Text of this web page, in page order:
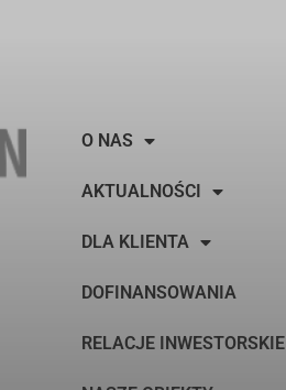
O NAS
AKTUALNOŚCI
DLA KLIENTA
DOFINANSOWANIA
RELACJE INWESTORSKIE